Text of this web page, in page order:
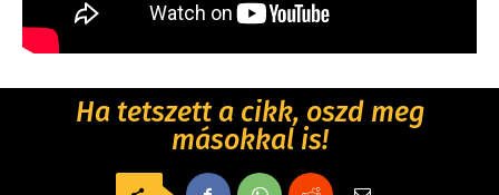
Ha tetszett a cikk, oszd meg
másokkal is!